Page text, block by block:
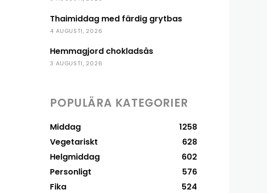
Thaimiddag med färdig grytbas
4 AUGUSTI, 2026
Hemmagjord chokladsås
3 AUGUSTI, 2026
POPULÄRA KATEGORIER
Middag
1258
Vegetariskt
628
Helgmiddag
602
Personligt
576
Fika
524